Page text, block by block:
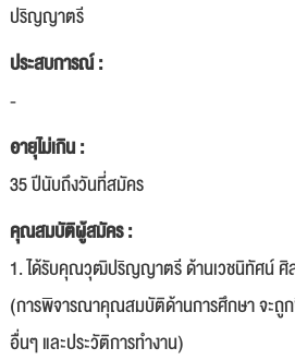
ปริญญาตรี
ประสบการณ์ :
-
อายุไม่เกิน :
35 ปีนับถึงวันที่สมัคร
คุณสมบัติผู้สมัคร :
1. ได้รับคุณวุฒิปริญญาตรี ด้านเวชนิทัศน์ ศิ
(การพิจารณาคุณสมบัติด้านการศึกษา จะ
อื่นๆ และประวัติการทำงาน)